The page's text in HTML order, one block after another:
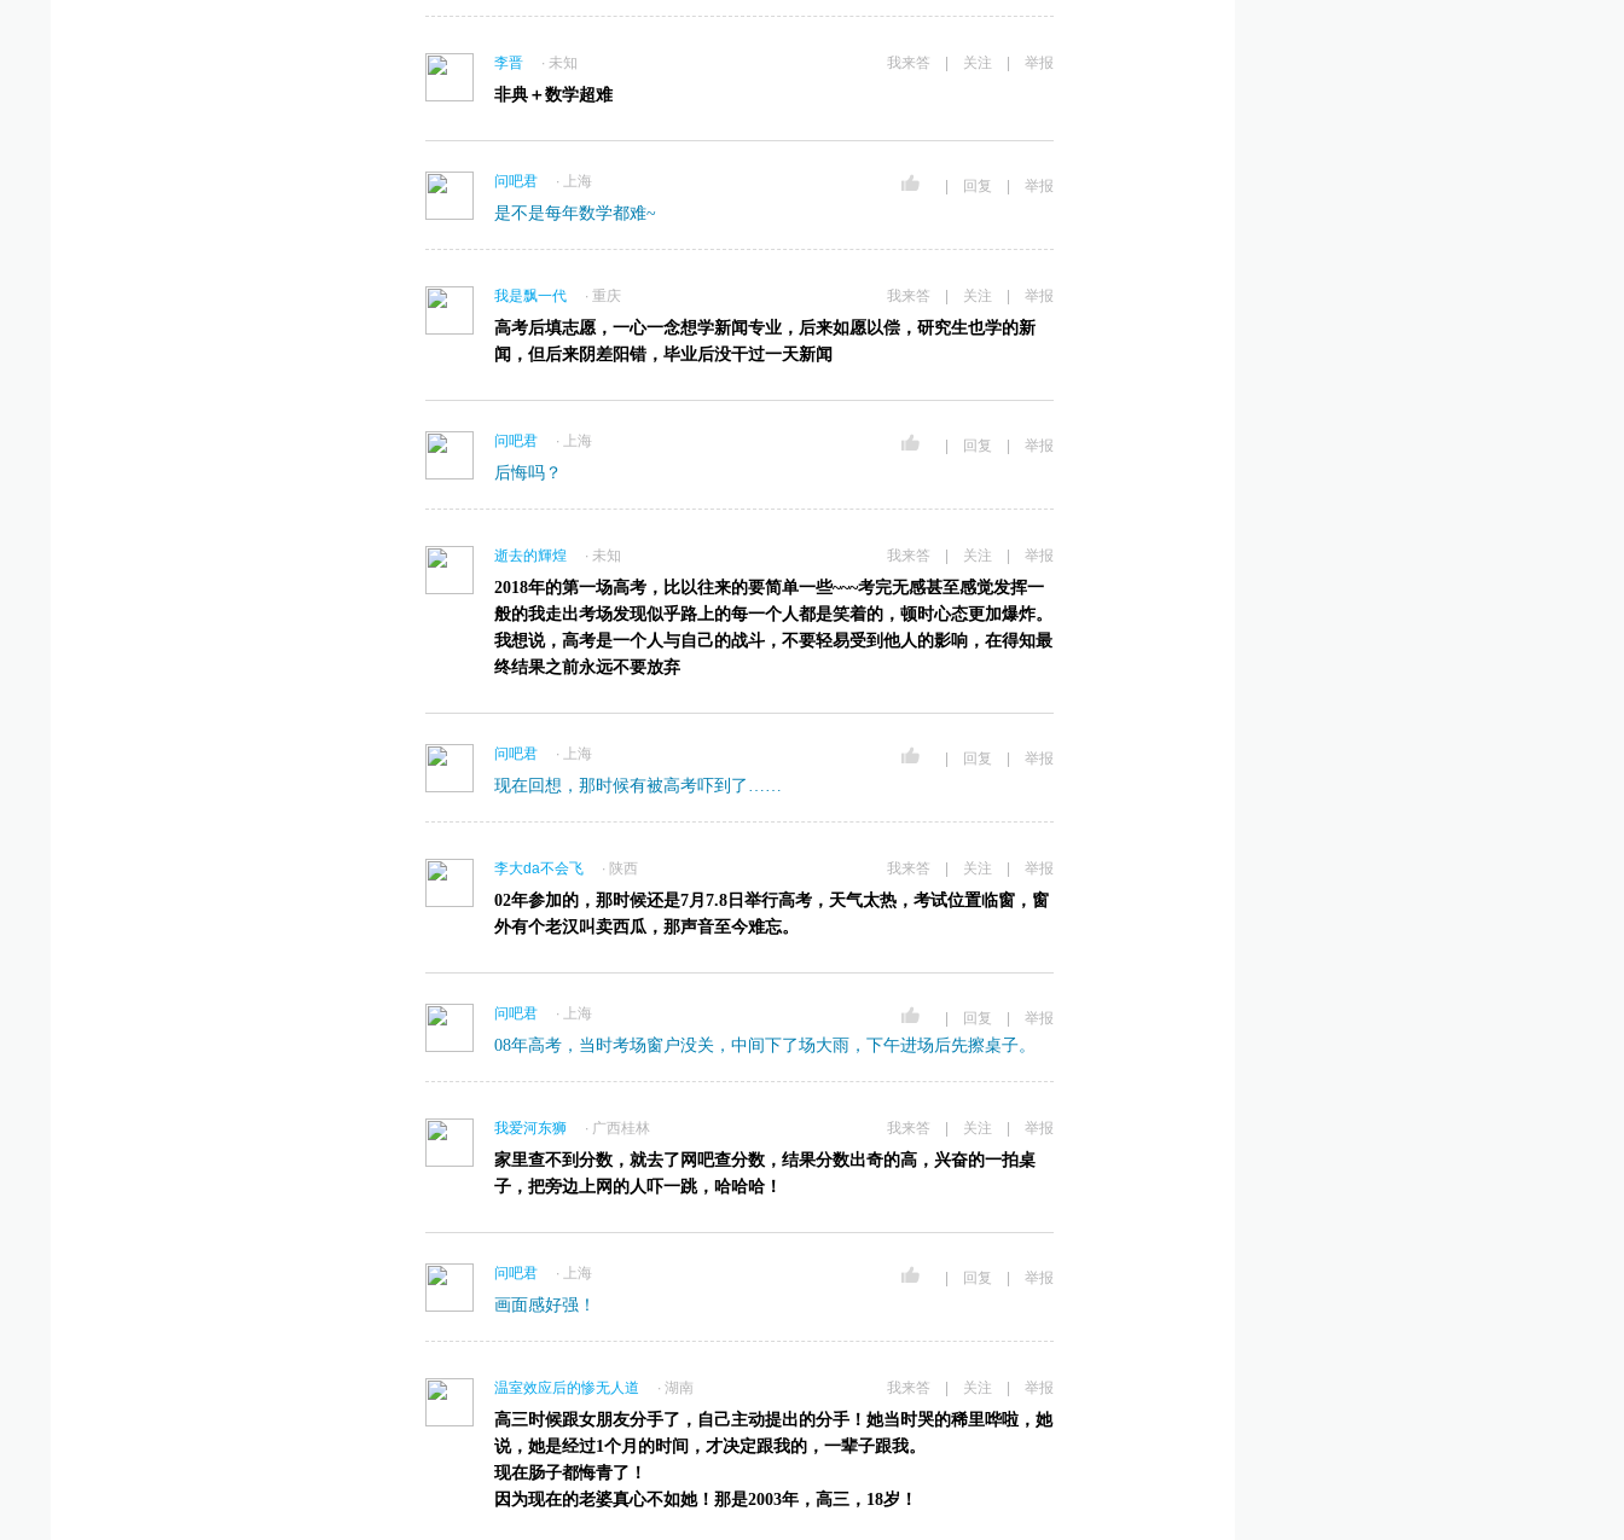
李晋 ∙ 未知 我来答 关注 举报
非典＋数学超难
问吧君 ∙ 上海 回复 举报
是不是每年数学都难~
我是飘一代 ∙ 重庆 我来答 关注 举报
高考后填志愿，一心一念想学新闻专业，后来如愿以偿，研究生也学的新
闻，但后来阴差阳错，毕业后没干过一天新闻
问吧君 ∙ 上海 回复 举报
后悔吗？
逝去的輝煌 ∙ 未知 我来答 关注 举报
2018年的第一场高考，比以往来的要简单一些~~~考完无感甚至感觉发挥一
般的我走出考场发现似乎路上的每一个人都是笑着的，顿时心态更加爆炸。
我想说，高考是一个人与自己的战斗，不要轻易受到他人的影响，在得知最
终结果之前永远不要放弃
问吧君 ∙ 上海 回复 举报
现在回想，那时候有被高考吓到了……
李大da不会飞 ∙ 陕西 我来答 关注 举报
02年参加的，那时候还是7月7.8日举行高考，天气太热，考试位置临窗，窗
外有个老汉叫卖西瓜，那声音至今难忘。
问吧君 ∙ 上海 回复 举报
08年高考，当时考场窗户没关，中间下了场大雨，下午进场后先擦桌子。
我爱河东狮 ∙ 广西桂林 我来答 关注 举报
家里查不到分数，就去了网吧查分数，结果分数出奇的高，兴奋的一拍桌
子，把旁边上网的人吓一跳，哈哈哈！
问吧君 ∙ 上海 回复 举报
画面感好强！
温室效应后的惨无人道 ∙ 湖南 我来答 关注 举报
高三时候跟女朋友分手了，自己主动提出的分手！她当时哭的稀里哗啦，她
说，她是经过1个月的时间，才决定跟我的，一辈子跟我。
现在肠子都悔青了！
因为现在的老婆真心不如她！那是2003年，高三，18岁！